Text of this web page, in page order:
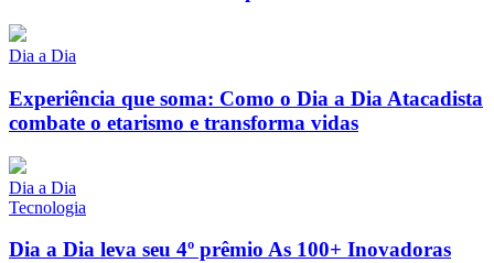
Dia a Dia
Experiência que soma: Como o Dia a Dia Atacadista
combate o etarismo e transforma vidas
Dia a Dia
Tecnologia
Dia a Dia leva seu 4º prêmio As 100+ Inovadoras